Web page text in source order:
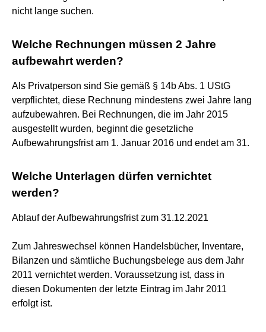
nicht lange suchen.
Welche Rechnungen müssen 2 Jahre
aufbewahrt werden?
Als Privatperson sind Sie gemäß § 14b Abs. 1 UStG
verpflichtet, diese Rechnung mindestens zwei Jahre lang
aufzubewahren. Bei Rechnungen, die im Jahr 2015
ausgestellt wurden, beginnt die gesetzliche
Aufbewahrungsfrist am 1. Januar 2016 und endet am 31.
Welche Unterlagen dürfen vernichtet
werden?
Ablauf der Aufbewahrungsfrist zum 31.12.2021
Zum Jahreswechsel können Handelsbücher, Inventare,
Bilanzen und sämtliche Buchungsbelege aus dem Jahr
2011 vernichtet werden. Voraussetzung ist, dass in
diesen Dokumenten der letzte Eintrag im Jahr 2011
erfolgt ist.